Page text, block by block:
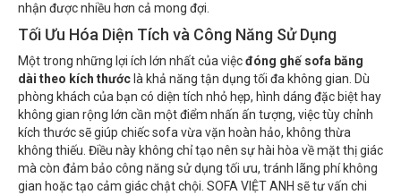
nhận được nhiều hơn cả mong đợi.
Tối Ưu Hóa Diện Tích và Công Năng Sử Dụng
Một trong những lợi ích lớn nhất của việcđóng ghế sofa băng
dài theo kích thước là khả năng tận dụng tối đa không gian. Dù
phòng khách của bạn có diện tích nhỏ hẹp, hình dáng đặc biệt hay
không gian rộng lớn cần một điểm nhấn ấn tượng, việc tùy chỉnh
kích thước sẽ giúp chiếc sofa vừa vặn hoàn hảo, không thừa
không thiếu. Điều này không chỉ tạo nên sự hài hòa về mặt thị giác
mà còn đảm bảo công năng sử dụng tối ưu, tránh lãng phí không
gian hoặc tạo cảm giác chật chội. SOFA VIỆT ANH sẽ tư vấn chi